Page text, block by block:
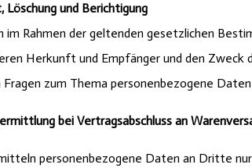
Löschung und Berichtigung
im Rahmen der geltenden gesetzlichen
Herkunft und Empfänger und den Zweck
zum Thema personenbezogene
bei Vertragsabschluss an
personenbezogene Daten an Dritte